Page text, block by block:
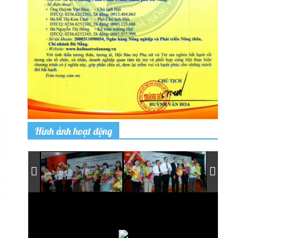
Hình ảnh hoạt động